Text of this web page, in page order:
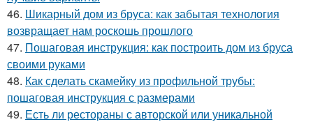
46. Шикарный дом из бруса: как забытая технология
возвращает нам роскошь прошлого
47. Пошаговая инструкция: как построить дом из бруса
своими руками
48. Как сделать скамейку из профильной трубы:
пошаговая инструкция с размерами
49. Есть ли рестораны с авторской или уникальной